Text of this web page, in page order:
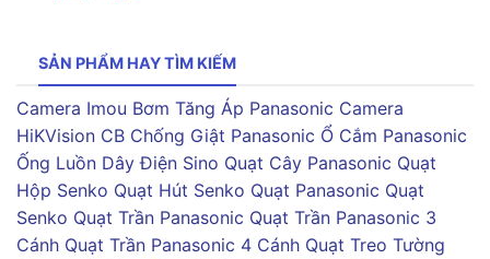
SẢN PHẨM HAY TÌM KIẾM
Camera Imou Bơm Tăng Áp Panasonic Camera
HiKVision CB Chống Giật Panasonic Ổ Cắm Panasonic
Ống Luồn Dây Điện Sino Quạt Cây Panasonic Quạt
Hộp Senko Quạt Hút Senko Quạt Panasonic Quạt
Senko Quạt Trần Panasonic Quạt Trần Panasonic 3
Cánh Quạt Trần Panasonic 4 Cánh Quạt Treo Tường